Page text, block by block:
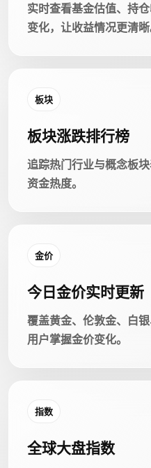
实时查看基金估值、持
变化，让收益情况更清晰
板块
板块涨跌排行榜
追踪热门行业与概念板
资金热度。
金价
今日金价实时更新
覆盖黄金、伦敦金、白
用户掌握金价变化。
指数
全球大盘指数